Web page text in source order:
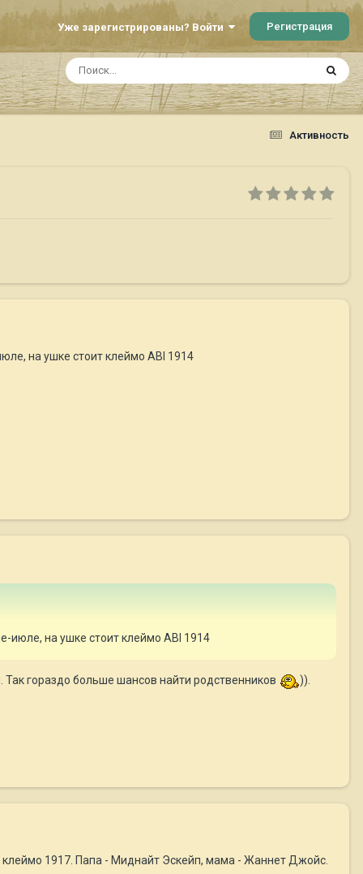
Уже зарегистрированы? Войти Регистрация
Активность
на ушке стоит клеймо ABI 1914
на ушке стоит клеймо ABI 1914
гораздо больше шансов найти родственников )).
1917. Папа - Миднайт Эскейп, мама - Жаннет Джойс.